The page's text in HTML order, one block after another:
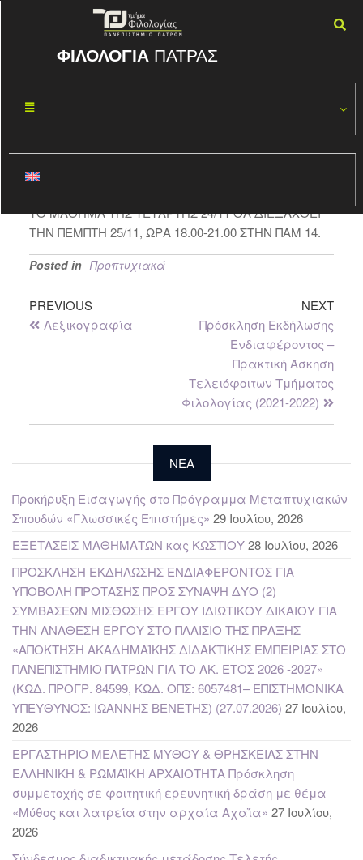
ΦΙΛΟΛΟΓΙΑ ΠΑΤΡΑΣ
23
ΦΙΛΟΛΟΓΙΑ
ΦΏΤΗΣ ΚΑΣΠΊΡΗΣ
ΤΟ ΜΑΘΗΜΑ ΤΗΣ ΤΕΤΑΡΤΗΣ 24/11 ΘΑ ΔΙΕΞΑΧΘΕΙ
ΤΗΝ ΠΕΜΠΤΗ 25/11, ΩΡΑ 18.00-21.00 ΣΤΗΝ ΠΑΜ 14.
Posted in Προπτυχιακά
PREVIOUS
Λεξικογραφία
NEXT
Πρόσκληση Εκδήλωσης
Ενδιαφέροντος –
Πρακτική Άσκηση
Τελειόφοιτων Τμήματος
Φιλολογίας (2021-2022)
NEA
Προκήρυξη Εισαγωγής στο Πρόγραμμα Μεταπτυχιακών
Σπουδών «Γλωσσικές Επιστήμες» 29 Ιουλίου, 2026
ΕΞΕΤΑΣΕΙΣ ΜΑΘΗΜΑΤΩΝ κας ΚΩΣΤΙΟΥ28 Ιουλίου, 2026
ΠΡΟΣΚΛΗΣΗ ΕΚΔΗΛΩΣΗΣ ΕΝΔΙΑΦΕΡΟΝΤΟΣ ΓΙΑ
ΥΠΟΒΟΛΗ ΠΡΟΤΑΣΗΣ ΠΡΟΣ ΣΥΝΑΨΗ ΔΥΟ (2)
ΣΥΜΒΑΣΕΩΝ ΜΙΣΘΩΣΗΣ ΕΡΓΟΥ ΙΔΙΩΤΙΚΟΥ ΔΙΚΑΙΟΥ ΓΙΑ
ΤΗΝ ΑΝΑΘΕΣΗ ΕΡΓΟΥ ΣΤΟ ΠΛΑΙΣΙΟ ΤΗΣ ΠΡΑΞΗΣ
«ΑΠΟΚΤΗΣΗ ΑΚΑΔΗΜΑΪΚΗΣ ΔΙΔΑΚΤΙΚΗΣ ΕΜΠΕΙΡΙΑΣ ΣΤΟ
ΠΑΝΕΠΙΣΤΗΜΙΟ ΠΑΤΡΩΝ ΓΙΑ ΤΟ ΑΚ. ΕΤΟΣ 2026 -2027»
(ΚΩΔ. ΠΡΟΓΡ. 84599, ΚΩΔ. ΟΠΣ: 6057481– ΕΠΙΣΤΗΜΟΝΙΚΑ
ΥΠΕΥΘΥΝΟΣ: ΙΩΑΝΝΗΣ ΒΕΝΕΤΗΣ) (27.07.2026) 27 Ιουλίου,
2026
ΕΡΓΑΣΤΗΡΙΟ ΜΕΛΕΤΗΣ ΜΥΘΟΥ & ΘΡΗΣΚΕΙΑΣ ΣΤΗΝ
ΕΛΛΗΝΙΚΗ & ΡΩΜΑΪΚΗ ΑΡΧΑΙΟΤΗΤΑ Πρόσκληση
συμμετοχής σε φοιτητική ερευνητική δράση με θέμα
«Μύθος και λατρεία στην αρχαία Αχαΐα» 27 Ιουλίου,
2026